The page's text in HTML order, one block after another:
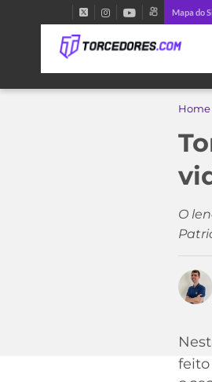
Mapa do
Home
O
feito